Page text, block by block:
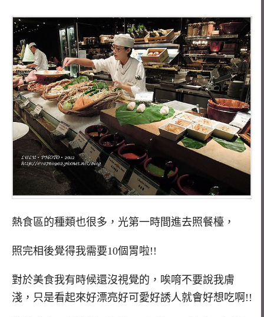
熱食區的種類也很多，光第一時間進去照餐檯，
照完相後覺得我需要10個胃啦!!
對於美食我有時候還沒視覺的，唉唷不要說我膚
淺，只是看起來好漂亮好可愛好誘人就會好想吃啊!!